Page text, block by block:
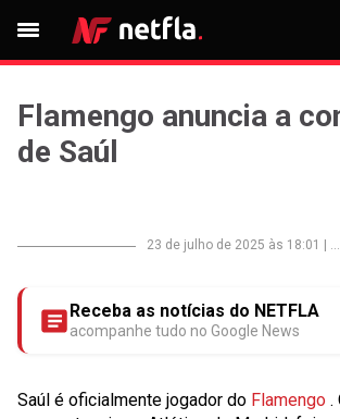
Flamengo anuncia a
de Saúl
23 de julho de 2025 às 18:01 ...
Receba as notícias do NETFLA
acompanhe tudo no Google News
Saúl é oficialmente jogador do Flamengo .